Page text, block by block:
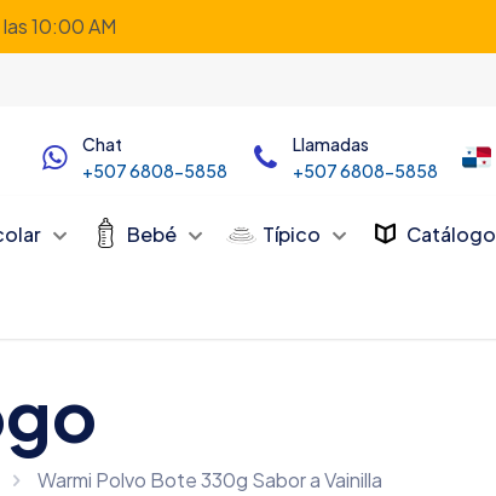
10:00 AM
Chat
+507 6808-5858
Llamadas
+507 6808-5858
Bebé Típico Catálogo
Warmi Polvo Bote 330g Sabor a Vainilla